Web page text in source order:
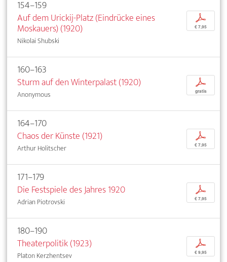
154–159
Auf dem Urickij-Platz (Eindrücke eines
Moskauers) (1920)
Nikolai Shubski
p
€ 7,95
160–163
Sturm auf den Winterpalast (1920)
Anonymous
p
gratis
164–170
Chaos der Künste (1921)
Arthur Holitscher
p
€ 7,95
171–179
Die Festspiele des Jahres 1920
Adrian Piotrovski
p
€ 7,95
180–190
Theaterpolitik (1923)
Platon Kerzhentsev
p
€ 9,95